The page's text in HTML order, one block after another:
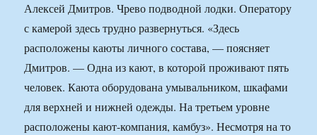
Алексей Дмитров. Чрево подводной лодки. Оператору
с камерой здесь трудно развернуться. «Здесь
расположены каюты личного состава, — поясняет
Дмитров. — Одна из кают, в которой проживают пять
человек. Каюта оборудована умывальником, шкафами
для верхней и нижней одежды. На третьем уровне
расположены кают-компания, камбуз». Несмотря на то